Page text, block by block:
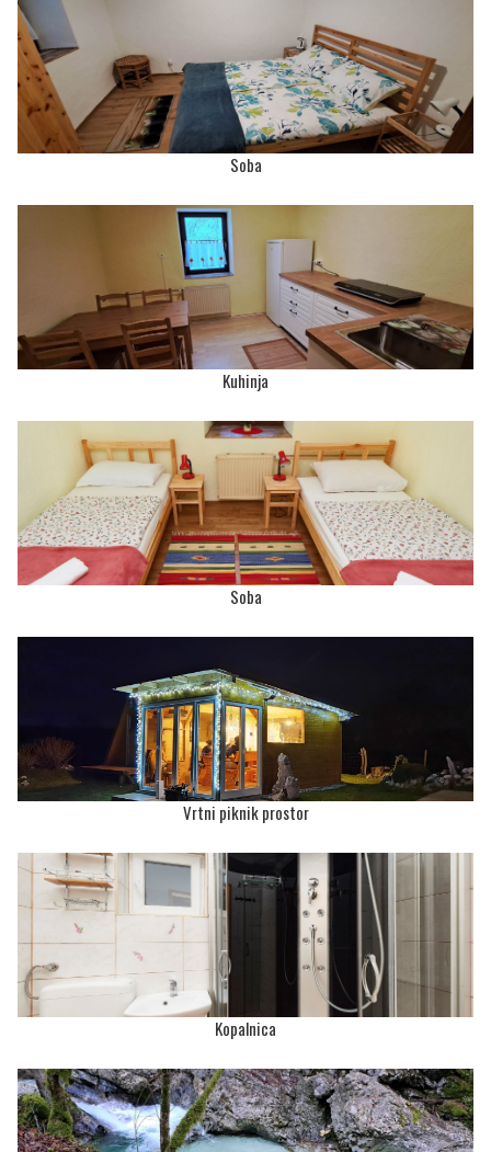
Soba
Kuhinja
Soba
Vrtni piknik prostor
Kopalnica